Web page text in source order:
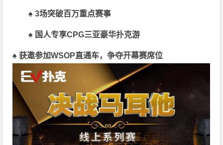
♠ 3场突破百万重点赛事
♠ 国人专享CPG三亚豪华扑克游
♠ 获邀参加WSOP直通车，争夺开幕赛席位